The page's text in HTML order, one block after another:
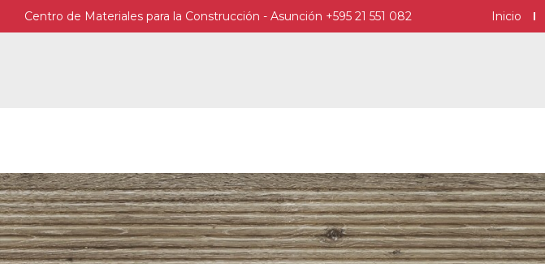
Centro de Materiales para la Construcción - Asunción +595 21 551 082 Inicio